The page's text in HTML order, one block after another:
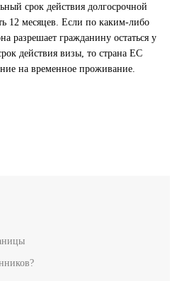
срок действия долгосрочной
12 месяцев. Если по каким-либо
разрешает гражданину остаться у
действия визы, то страна ЕС
на временное проживание.